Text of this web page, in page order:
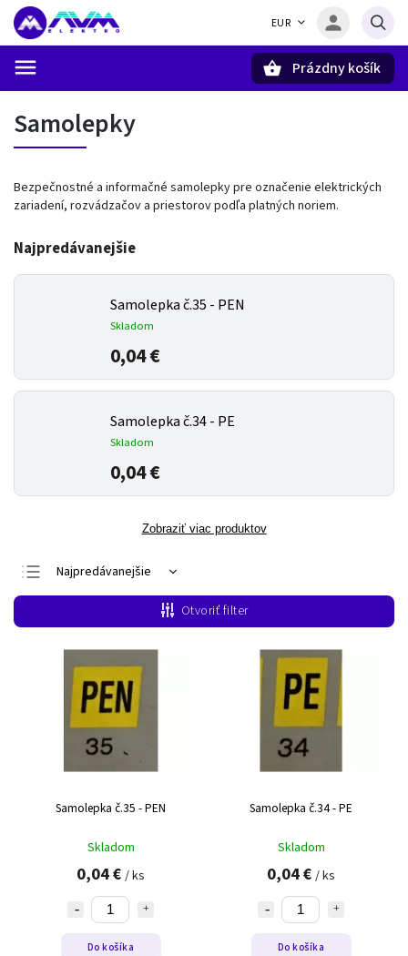
EUR
Prázdny košík
Samolepky
Bezpečnostné a informačné samolepky pre označenie elektrických
zariadení, rozvádzačov a priestorov podľa platných noriem.
Najpredávanejšie
Samolepka č.35 - PEN
Skladom
0,04 €
Samolepka č.34 - PE
Skladom
0,04 €
Zobraziť viac produktov
Najpredávanejšie
Najlacnejšie
Najdrahšie
Otvoriť filter
Samolepka č.35 - PEN
Skladom
0,04 € / ks
Do košíka
Samolepka č.34 - PE
Skladom
0,04 € / ks
Do košíka